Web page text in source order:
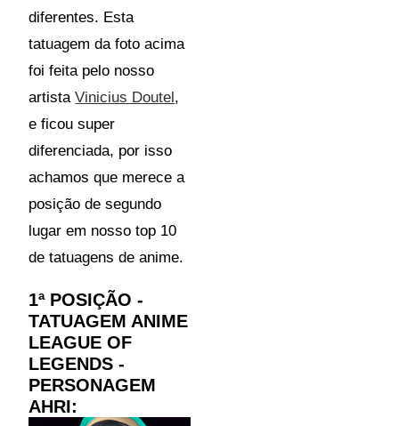
diferentes. Esta
tatuagem da foto acima
foi feita pelo nosso
artistaVinicius Doutel,
e ficou super
diferenciada, por isso
achamos que merece a
posição de segundo
lugar em nosso top 10
de tatuagens de anime.
1ª POSIÇÃO -
TATUAGEM ANIME
LEAGUE OF
LEGENDS -
PERSONAGEM
AHRI: